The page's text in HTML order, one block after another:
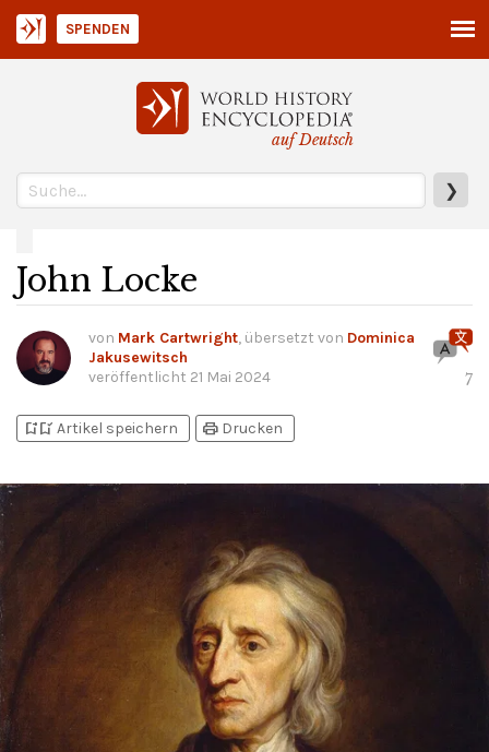
auf Deutsch
❯
SPENDEN
John Locke
von Mark Cartwright, übersetzt von Dominica
Jakusewitsch
veröffentlicht 21 Mai 2024 7
bookmark_addbookmark_added Artikel speichern print Drucken